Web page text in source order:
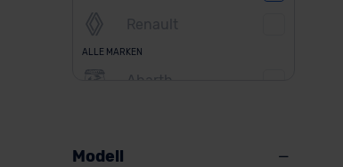
Renault
ALLE MARKEN
Abarth
Modell